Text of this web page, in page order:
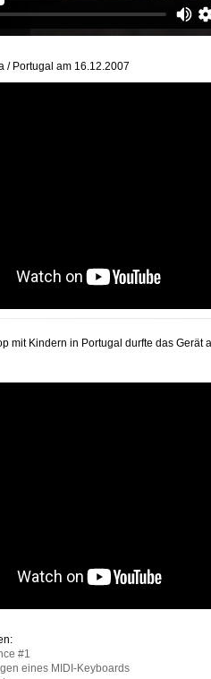
/ Portugal am 16.12.2007
mit Kindern in Portugal durfte das Gerät
#1
eines MIDI-Keyboards